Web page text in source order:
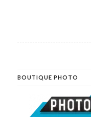
BOUTIQUE PHOTO